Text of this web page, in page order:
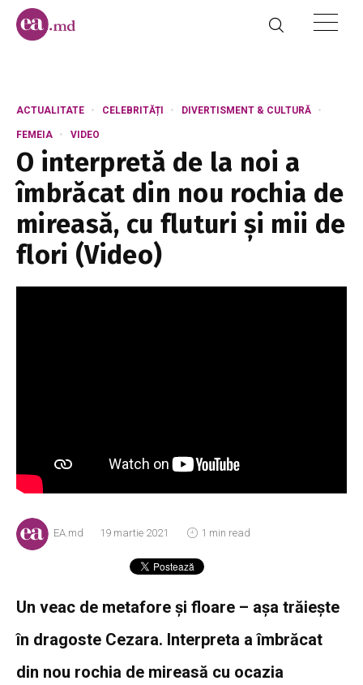
ACTUALITATE CELEBRITĂȚI DIVERTISMENT & CULTURĂ
FEMEIA VIDEO
O interpretă de la noi a
îmbrăcat din nou rochia de
mireasă, cu fluturi și mii de
flori (Video)
EA.md 19 martie 2021 1 min read
Un veac de metafore și floare – așa trăiește
în dragoste Cezara. Interpreta a îmbrăcat
din nou rochia de mireasă cu ocazia